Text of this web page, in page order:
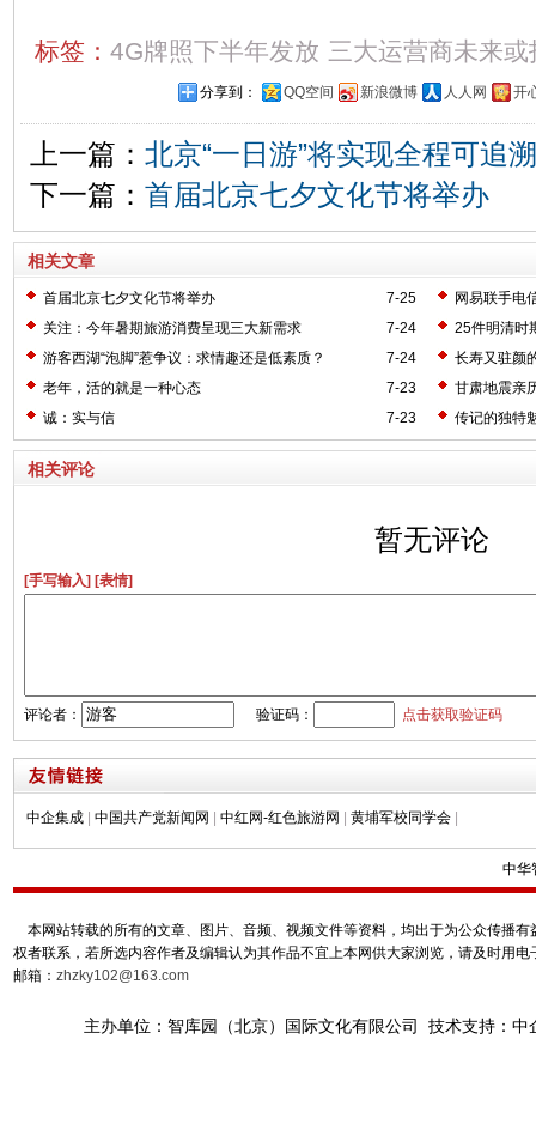
标签： 4G牌照下半年发放 三大运营商未来
分享到： QQ空间 新浪微博 人人网 开
上一篇： 北京“一日游”将实现全程可追溯
下一篇： 首届北京七夕文化节将举办
相关文章
7-25
首届北京七夕文化节将举办
网易联手电
7-24
关注：今年暑期旅游消费呈现三大新需求
25件明清时
7-24
游客西湖“泡脚”惹争议：求情趣还是低素质？
长寿又驻颜
7-23
老年，活的就是一种心态
甘肃地震亲
7-23
诚：实与信 传记的独特
相关评论
暂无评论
[手写输入] [表情]
评论者： 验证码： 点击获取验证码
中企集成 中国共产党新闻网 中红网-红色旅游网 黄埔军校同学会
中华
本网站转载的所有的文章、图片、音频、视频文件等资料，均出于为公众传播
权者联系，若所选内容作者及编辑认为其作品不宜上本网供大家浏览，请及时用
邮箱： zhzky102@163.com
主办单位：智库园（北京）国际文化有限公司 技术支持：